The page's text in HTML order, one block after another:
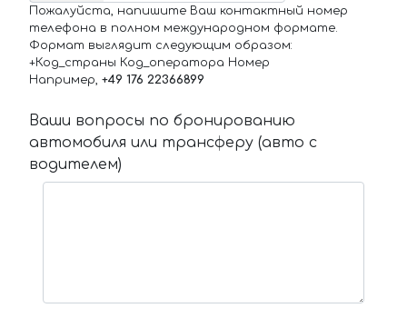
Пожалуйста, напишите Ваш контактный номер
телефона в полном международном формате.
Формат выглядит следующим образом:
+Код_страны Код_оператора Номер
Например, +49 176 22366899
Ваши вопросы по бронированию
автомобиля или трансферу (авто с
водителем)